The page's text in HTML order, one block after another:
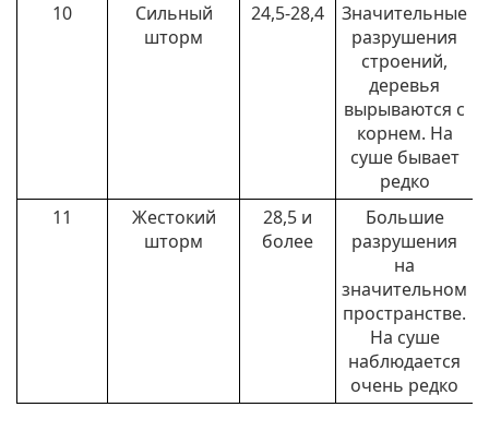
10
Сильный
шторм
24,5-28,4
Значительные
разрушения
строений,
деревья
вырываются с
корнем. На
суше бывает
редко
11
Жестокий
шторм
28,5 и
более
Большие
разрушения
на
значительном
пространстве.
На суше
наблюдается
очень редко